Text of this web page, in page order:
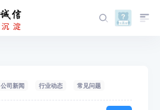
公司新闻 行业动态 常见问题